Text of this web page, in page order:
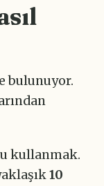
bulunuyor.
kullanmak.
10